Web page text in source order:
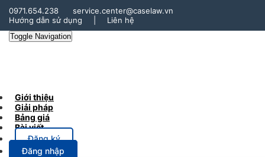
0971.654.238
service.center@caselaw.vn
Hướng dẫn sử dụng
Liên hệ
Toggle Navigation
Giới thiệu
Giải pháp
Bảng giá
Bài viết
Đăng ký
Đăng nhập